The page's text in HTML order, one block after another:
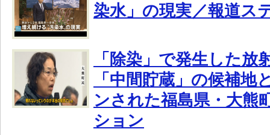
染水」の現実／報道ス
「除染」で発生した放
「中間貯蔵」の候補地
ンされた福島県・大熊
ション